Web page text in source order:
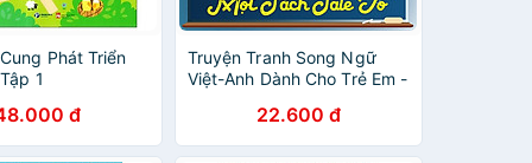
Phát Triển
1
đ
Truyện Tranh Song Ngữ
Việt-Anh Dành Cho Trẻ Em -
Học Sẻ Chia - Sharing
Generously
22.600 đ